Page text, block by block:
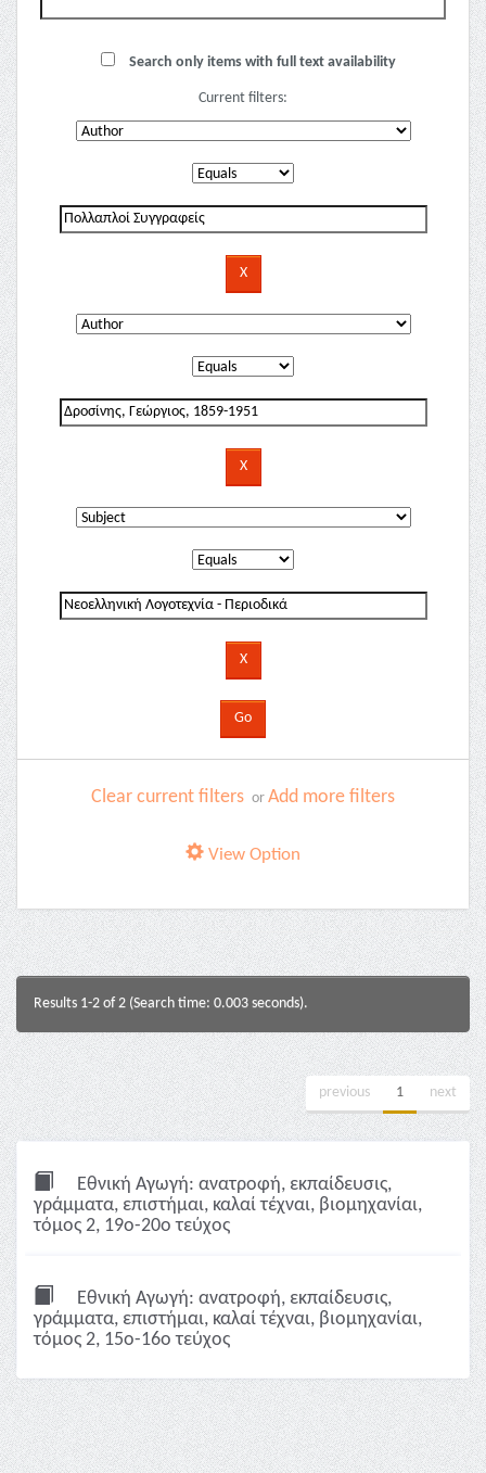
Search only items with full text availability
Current filters:
Clear current filters or Add more filters
View Option
Results 1-2 of 2 (Search time: 0.003 seconds).
previous 1 next
Εθνική Αγωγή: ανατροφή, εκπαίδευσις,
γράμματα, επιστήμαι, καλαί τέχναι, βιομηχανίαι,
τόμος 2, 19ο-20ο τεύχος
Εθνική Αγωγή: ανατροφή, εκπαίδευσις,
γράμματα, επιστήμαι, καλαί τέχναι, βιομηχανίαι,
τόμος 2, 15ο-16ο τεύχος